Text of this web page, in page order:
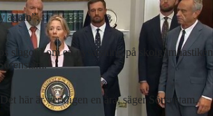
again”.
slagord om en nysatsning på skolgymnastiken
här är verkligen en ära, säger Sörenstam.